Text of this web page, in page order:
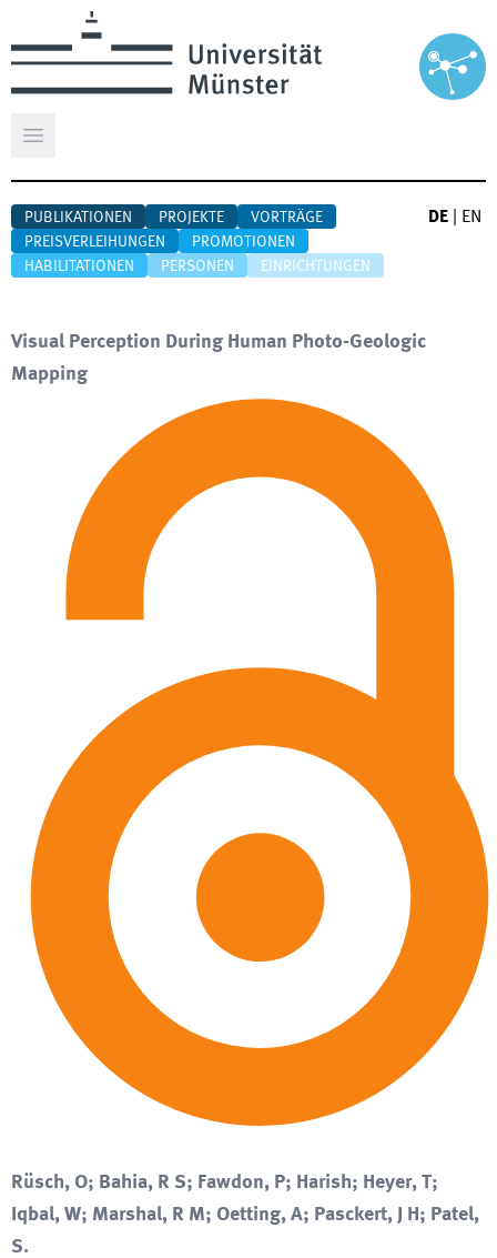
Hauptmenü öffnen
PUBLIKATIONEN PROJEKTE
VORTRÄGE
PREISVERLEIHUNGEN
PROMOTIONEN
HABILITATIONEN
PERSONEN EINRICHTUNGEN
DE EN
Visual Perception During Human Photo-Geologic
Mapping
Rüsch, O; Bahia, R S; Fawdon, P; Harish; Heyer, T;
Iqbal, W; Marshal, R M; Oetting, A; Pasckert, J H; Patel,
S.